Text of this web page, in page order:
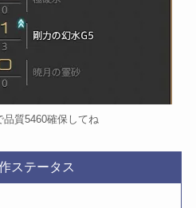
品質5460確保してね
ステータス